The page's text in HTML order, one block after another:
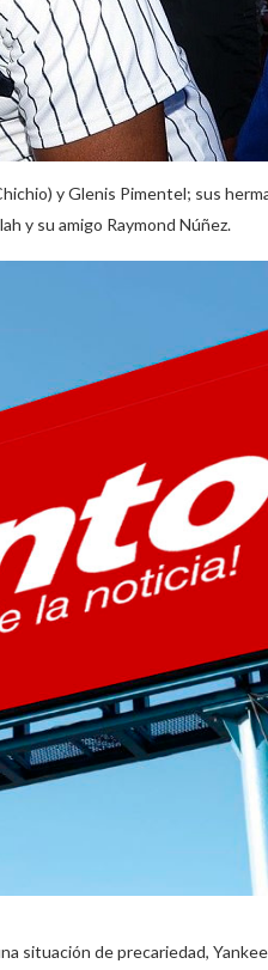
y Glenis Pimentel; sus
y su amigo Raymond Núñez.
situación de precariedad,